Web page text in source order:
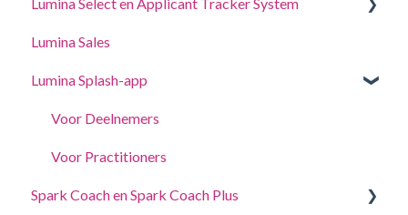
Applicant Tracker System
Lumina Select Uitleg
Lumina Sales
Lumina Splash-app
Voor Deelnemers
Voor Practitioners
Spark Coach en Spark Coach Plus